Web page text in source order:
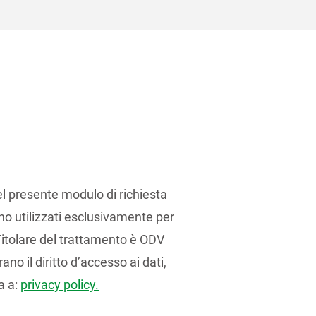
presente modulo di richiesta
utilizzati esclusivamente per
del trattamento è ODV
il diritto d’accesso ai dati,
a: privacy policy.